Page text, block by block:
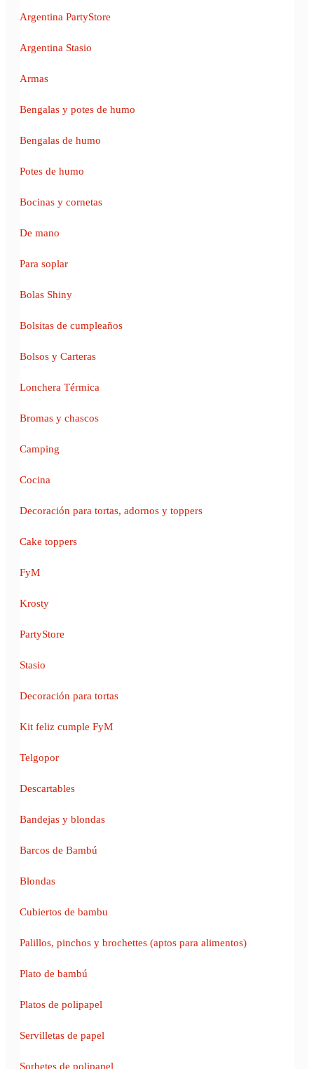
Argentina PartyStore
Argentina Stasio
Armas
Bengalas y potes de humo
Bengalas de humo
Potes de humo
Bocinas y cornetas
De mano
Para soplar
Bolas Shiny
Bolsitas de cumpleaños
Bolsos y Carteras
Lonchera Térmica
Bromas y chascos
Camping
Cocina
Decoración para tortas, adornos y toppers
Cake toppers
FyM
Krosty
PartyStore
Stasio
Decoración para tortas
Kit feliz cumple FyM
Telgopor
Descartables
Bandejas y blondas
Barcos de Bambú
Blondas
Cubiertos de bambu
Palillos, pinchos y brochettes (aptos para alimentos)
Plato de bambú
Platos de polipapel
Servilletas de papel
Sorbetes de polipapel